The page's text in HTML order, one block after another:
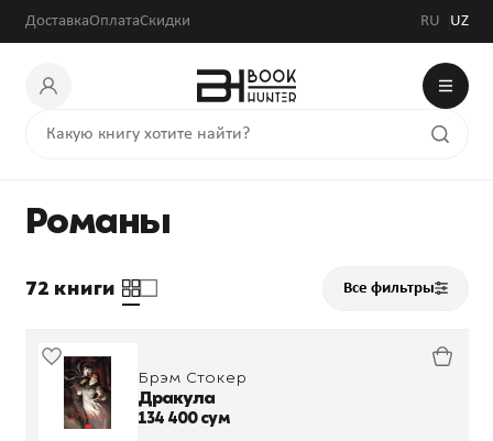
ДоставкаОплатаСкидки RU UZ
Романы
72 книги Все фильтры
Брэм Стокер
Дракула
134 400 сум